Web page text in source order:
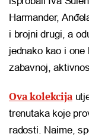
Harmander,
i brojni drugi, a
jednako kao i
zabavnoj,
Ova kolekcija
trenutaka koje
radosti. Naime,